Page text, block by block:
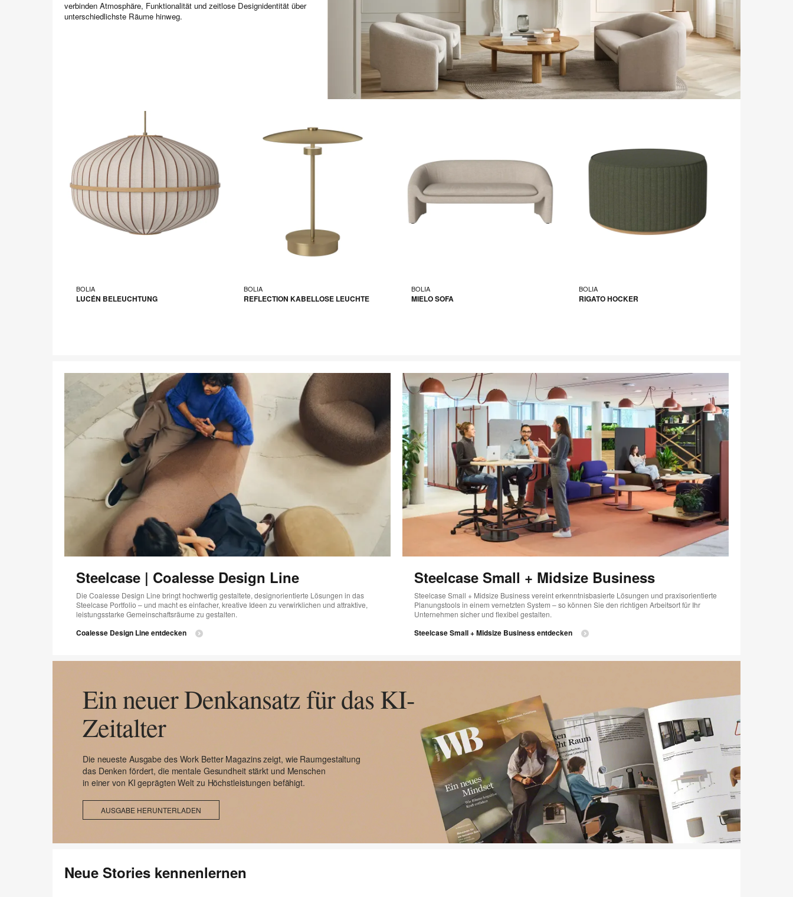
verbinden Atmosphäre, Funktionalität und zeitlose Designidentität über
unterschiedlichste Räume hinweg.
BOLIA
LUCÉN BELEUCHTUNG
BOLIA
REFLECTION KABELLOSE LEUCHTE
BOLIA
MIELO SOFA
BOLIA
RIGATO HOCKER
Steelcase | Coalesse Design Line
Die Coalesse Design Line bringt hochwertig gestaltete, designorientierte Lösungen in das
Steelcase Portfolio – und macht es einfacher, kreative Ideen zu verwirklichen und attraktive,
leistungsstarke Gemeinschaftsräume zu gestalten.
Coalesse Design Line entdecken
Steelcase Small + Midsize Business
Steelcase Small + Midsize Business vereint erkenntnisbasierte Lösungen und praxisorientierte
Planungstools in einem vernetzten System – so können Sie den richtigen Arbeitsort für Ihr
Unternehmen sicher und flexibel gestalten.
Steelcase Small + Midsize Business entdecken
Ein neuer Denkansatz für das KI-
Zeitalter
Die neueste Ausgabe des Work Better Magazins zeigt, wie Raumgestaltung
das Denken fördert, die mentale Gesundheit stärkt und Menschen
in einer von KI geprägten Welt zu Höchstleistungen befähigt.
AUSGABE HERUNTERLADEN
Neue Stories kennenlernen